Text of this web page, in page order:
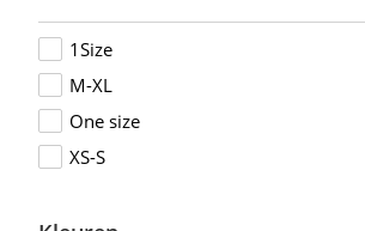
1Size
M-XL
One size
XS-S